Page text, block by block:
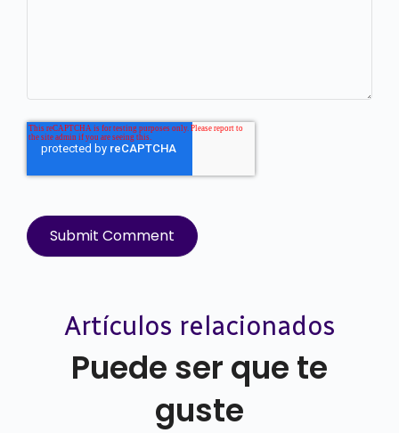
Artículos relacionados
Puede ser que te
guste